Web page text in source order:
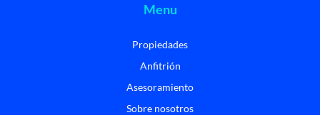
Menu
Propiedades
Anfitrión
Asesoramiento
Sobre nosotros